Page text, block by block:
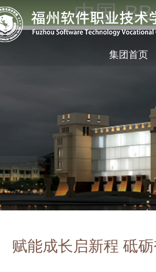
中国
集团首页
赋能成长启新程 砥